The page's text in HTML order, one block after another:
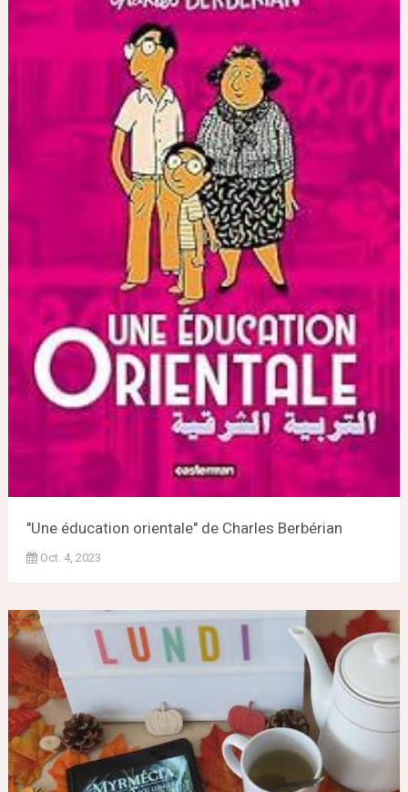
"Une éducation orientale" de Charles Berbérian
Oct. 4, 2023